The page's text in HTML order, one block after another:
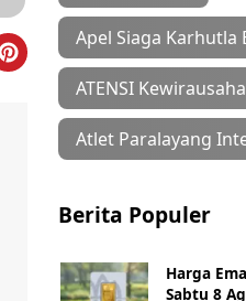
Apel Siaga Karhutla
ATENSI
Atlet Paralayang
Berita Populer
Harga
Sabtu 8